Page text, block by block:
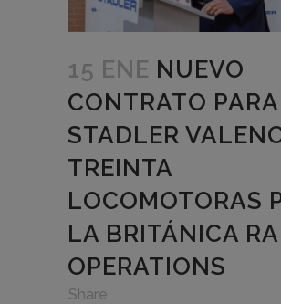
15 ENE NUEVO
CONTRATO PARA
STADLER
TREINTA
LOCOMOTORAS
LA BRITÁNICA
OPERATIONS
Share